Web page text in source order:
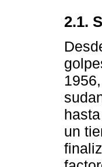
2.1.
un